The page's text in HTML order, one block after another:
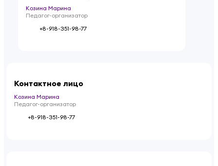
Козина Марина
Педагог-организатор
+8-918-351-98-77
Контактное лицо
Козина Марина
Педагог-организатор
+8-918-351-98-77